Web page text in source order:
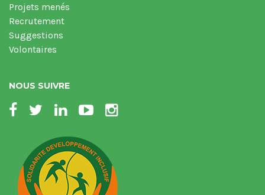
Projets menés
Recrutement
Suggestions
Volontaires
NOUS SUIVRE